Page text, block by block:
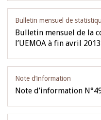
Bulletin mensuel de
Bulletin mensuel de la
l’UEMOA à fin avril 2013
Note d’information
Note d’information